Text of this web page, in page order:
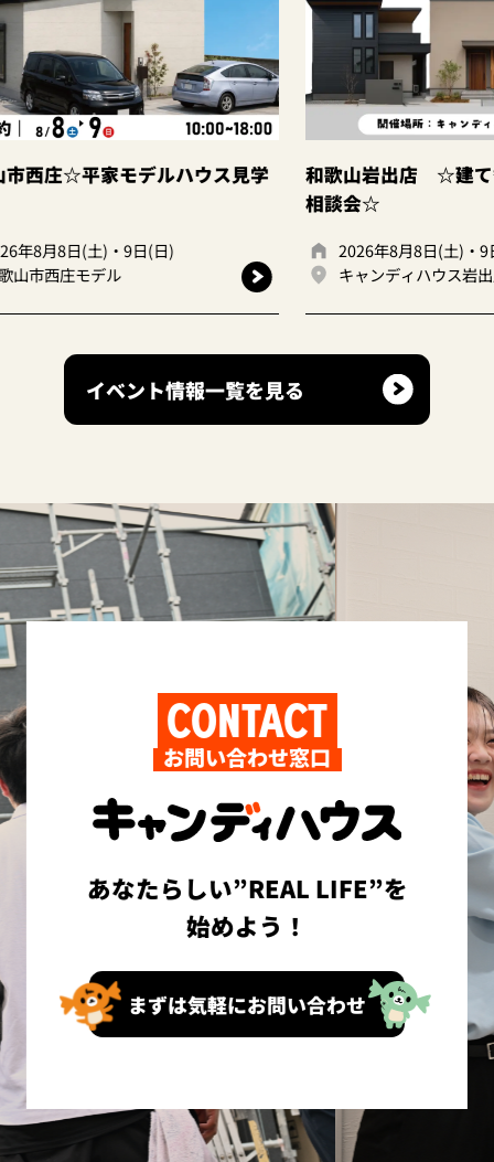
ウス見学
和歌山岩出店 ☆建て替えor住み替え
2026年8月8日(土)・9日(日)
キャンディハウス岩出店
イベント情報一覧を見る
CONTACT
お問い合わせ窓口
あなたらしい”REAL LIFE”を
始めよう！
まずは気軽にお問い合わせ